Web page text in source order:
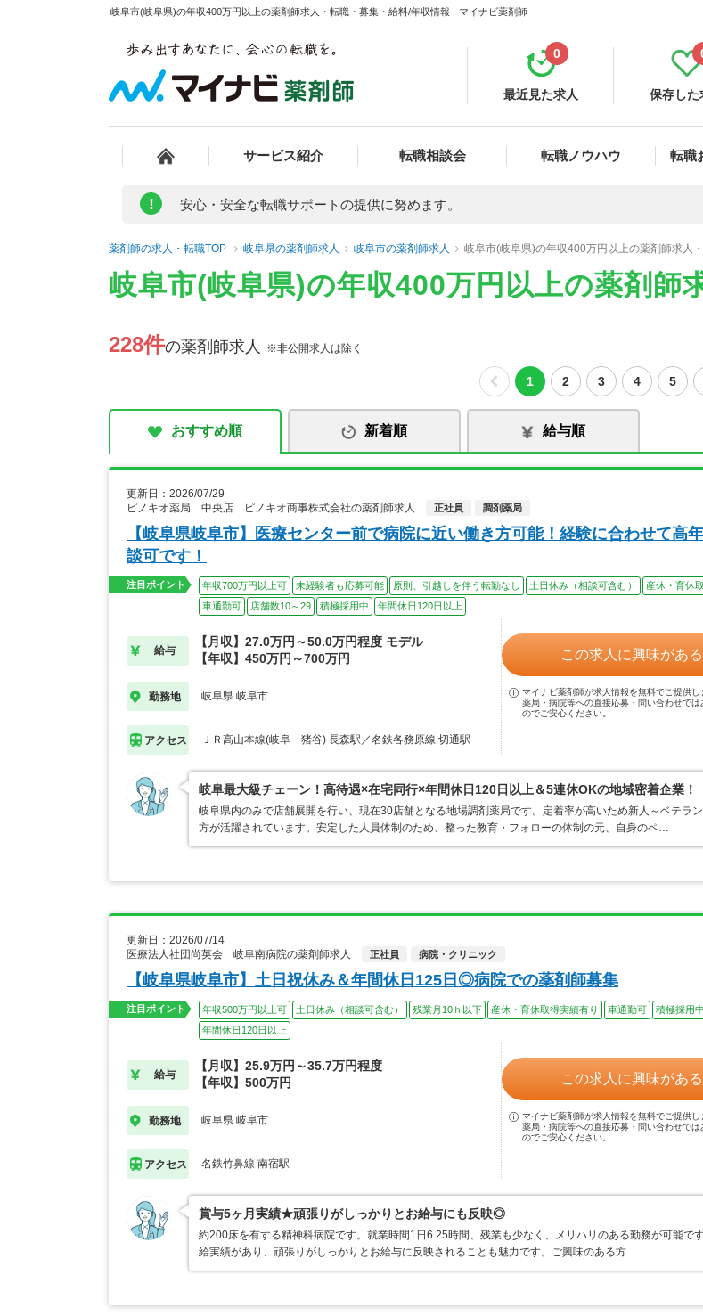
岐阜市(岐阜県)の年収400万円以上の薬剤師求人・転職・募集・給料/年収情報 - マイナビ薬剤師
最近見た求人
0
保存した
サービス紹介 転職相談会 転職ノウハウ 転職
! 安心・安全な転職サポートの提供に努めます。
薬剤師の求人・転職TOP 岐阜県の薬剤師求人 岐阜市の薬剤師求人 岐阜市(岐阜県)の年収400万円以上の薬剤師求人
岐阜市(岐阜県)の年収400万円以上の薬剤師
228件の薬剤師求人 ※非公開求人は除く
1 2 3 4 5
おすすめ順 新着順 給与順
更新日：2026/07/29
ピノキオ薬局 中央店 ピノキオ商事株式会社の薬剤師求人
正社員 調剤薬局
【岐阜県岐阜市】医療センター前で病院に近い働き方可能！経験に合わせて高
談可です！
注目ポイント 年収700万円以上可 未経験者も応募可能 原則、引越しを伴う転勤なし 土日休み（相談可含む） 産休・育休
車通勤可
店舗数10～29 積極採用中 年間休日120日以上
給与
【月収】27.0万円～50.0万円程度 モデル
【年収】450万円～700万円
勤務地 岐阜県 岐阜市
アクセス ＪＲ高山本線(岐阜－猪谷) 長森駅／名鉄各務原線 切通駅
この求人に興味がある
マイナビ薬剤師が求人情報を無料でご提供し
薬局・病院等への直接応募・問い合わせでは
のでご安心ください。
岐阜最大級チェーン！高待遇×在宅同行×年間休日120日以上＆5連休OKの地域密着企業！
岐阜県内のみで店舗展開を行い、現在30店舗となる地場調剤薬局です。定着率が高いため新人～ベテラ
方が活躍されています。安定した人員体制のため、整った教育・フォローの体制の元、自身のペ…
更新日：2026/07/14
医療法人社団尚英会 岐阜南病院の薬剤師求人
正社員 病院・クリニック
【岐阜県岐阜市】土日祝休み＆年間休日125日◎病院での薬剤師募集
注目ポイント 年収500万円以上可 土日休み（相談可含む） 残業月10ｈ以下 産休・育休取得実績有り 車通勤可 積極採用中
年間休日120日以上
給与
【月収】25.9万円～35.7万円程度
【年収】500万円
勤務地 岐阜県 岐阜市
アクセス 名鉄竹鼻線 南宿駅
この求人に興味がある
マイナビ薬剤師が求人情報を無料でご提供し
薬局・病院等への直接応募・問い合わせでは
のでご安心ください。
賞与5ヶ月実績★頑張りがしっかりとお給与にも反映◎
約200床を有する精神科病院です。就業時間1日6.25時間、残業も少なく、メリハリのある勤務が可能で
給実績があり、頑張りがしっかりとお給与に反映されることも魅力です。ご興味のある方…